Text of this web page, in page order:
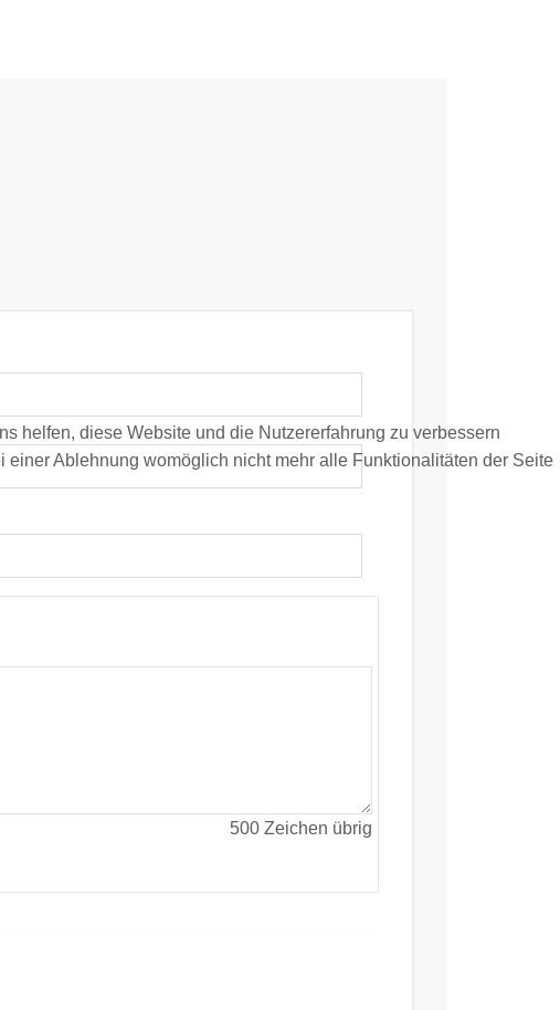
500 Zeichen übrig
helfen, diese Website und die Nutzererfahrung zu verbessern
Ablehnung womöglich nicht mehr alle Funktionalitäten der Seite